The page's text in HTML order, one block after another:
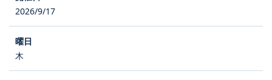
2026/9/17
木